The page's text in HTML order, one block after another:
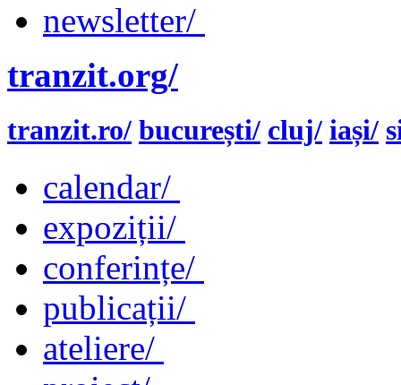
newsletter/
tranzit.org/
tranzit.ro/ bucurești/ cluj/ iași/
calendar/
expoziții/
conferințe/
publicații/
ateliere/